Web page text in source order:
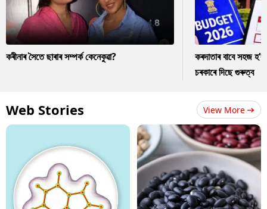
কৰীনাৰ সৈতে ছাৰাৰ সম্পৰ্ক কেনেকুৱা?
কৰদাতাৰ বাবে সহজ
চৰকাৰে দিছে গুৰুত্ব
Web Stories View More